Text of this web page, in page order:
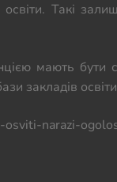
Такі
мають бути
закладів
narazi-